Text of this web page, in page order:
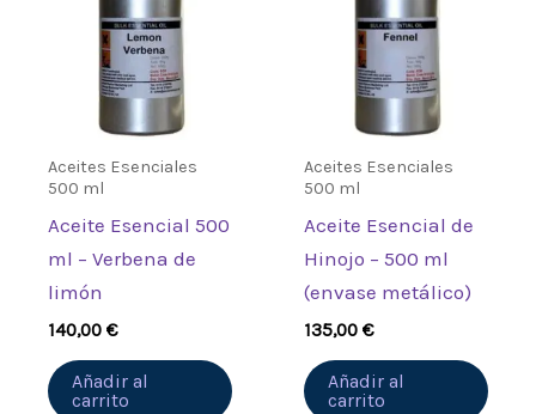
Aceites Esenciales
500 ml
Aceite Esencial 500
ml – Verbena de
limón
140,00€
Añadir al
carrito
Aceites Esenciales
500 ml
Aceite Esencial de
Hinojo – 500 ml
(envase metálico)
135,00€
Añadir al
carrito